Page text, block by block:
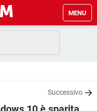
MENU
Successivo